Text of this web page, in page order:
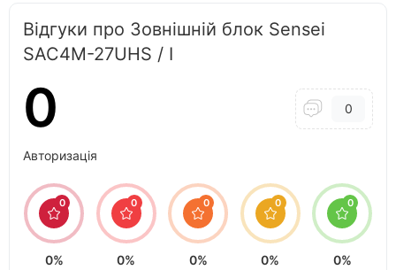
Відгуки про Зовнішній блок Sensei
SAC4M-27UHS / I
0 0
Авторизація
0
0%
0
0%
0
0%
0
0%
0
0%